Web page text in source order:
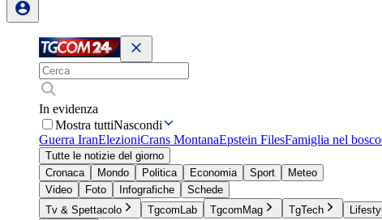
In evidenza
Mostra tuttiNascondi
Guerra IranElezioniCrans MontanaEpstein FilesFamiglia nel bosco
Tutte le notizie del giorno
Cronaca
Mondo Politica Economia Sport
Meteo
Video
Foto Infografiche
Schede
Tv & Spettacolo
TgcomLab TgcomMag TgTech